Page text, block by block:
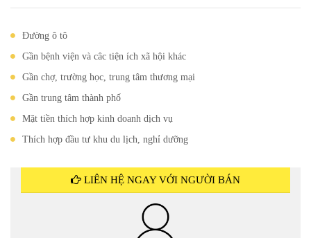
Đường ô tô
Gần bệnh viện và câc tiện ích xã hội khác
Gần chợ, trường học, trung tâm thương mại
Gần trung tâm thành phố
Mặt tiền thích hợp kinh doanh dịch vụ
Thích hợp đầu tư khu du lịch, nghỉ dưỡng
LIÊN HỆ NGAY VỚI NGƯỜI BÁN